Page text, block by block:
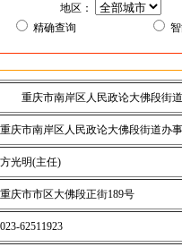
地区：
精确查询
重庆市南岸区人民政论大佛段街
重庆市南岸区人民政论大佛段街道办
方光明(主任)
重庆市市区大佛段正街189号
023-62511923